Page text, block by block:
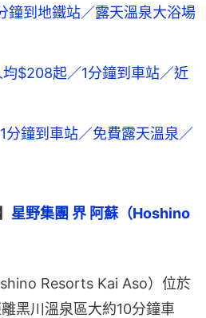
鐘到地鐵站／露天溫泉大浴場
$208起／1分鐘到車站／近
分鐘到車站／免費露天溫泉／
星野集團 界 阿蘇（Hoshino
Resorts Kai Aso）位於
黑川溫泉區大約10分鐘車